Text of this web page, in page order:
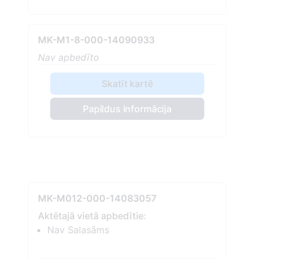
MK-M1-8-000-14090933
Nav apbedīto
Skatīt kartē
Papildus informācija
MK-M012-000-14083057
Aktētajā vietā apbedītie:
Nav Salasāms